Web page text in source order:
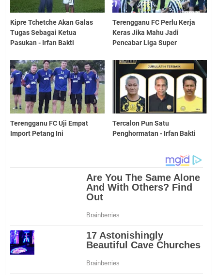
Kipre Tchetche Akan Galas
Tugas Sebagai Ketua
Pasukan - Irfan Bakti
Terengganu FC Perlu Kerja
Keras Jika Mahu Jadi
Pencabar Liga Super
Terengganu FC Uji Empat
Import Petang Ini
Tercalon Pun Satu
Penghormatan - Irfan Bakti